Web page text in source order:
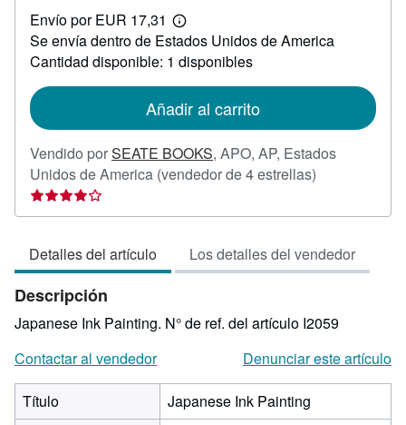
45,41
Envío por EUR 17,31
Más
información
sobre
las
envío
Se envía dentro de Estados Unidos de America
Cantidad disponible: 1 disponibles
Añadir al carrito
Vendido porSEATE BOOKS, APO, AP, Estados
Unidos de America (vendedor de 4 estrellas)
vendedor:
de
5
Detalles del artículo Los detalles del vendedor
Descripción
Japanese Ink Painting. N° de ref. del artículo I2059
Contactar al vendedor
Denunciar este artículo
Título
Japanese Ink Painting